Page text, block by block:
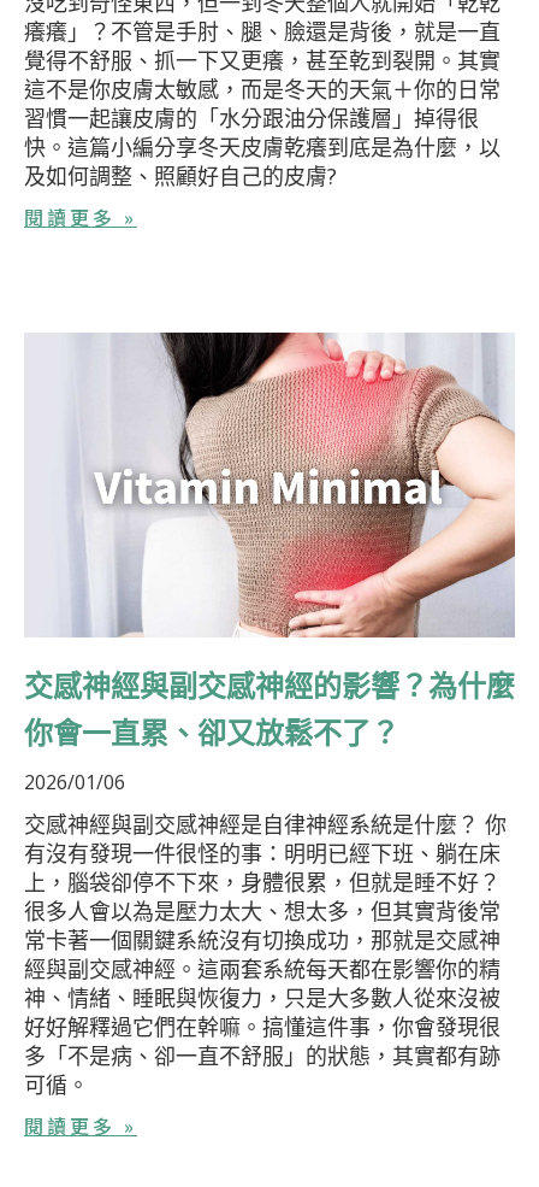
癢癢」？不管是手肘、腿、臉還是背後，就是一直
覺得不舒服、抓一下又更癢，甚至乾到裂開。其實
這不是你皮膚太敏感，而是冬天的天氣＋你的日常
習慣一起讓皮膚的「水分跟油分保護層」掉得很
快。這篇小編分享冬天皮膚乾癢到底是為什麼，以
及如何調整、照顧好自己的皮膚?
閱讀更多 »
交感神經與副交感神經的影響？為什麼
你會一直累、卻又放鬆不了？
2026/01/06
交感神經與副交感神經是自律神經系統是什麼？ 你
有沒有發現一件很怪的事：明明已經下班、躺在床
上，腦袋卻停不下來，身體很累，但就是睡不好？
很多人會以為是壓力太大、想太多，但其實背後常
常卡著一個關鍵系統沒有切換成功，那就是交感神
經與副交感神經。這兩套系統每天都在影響你的精
神、情緒、睡眠與恢復力，只是大多數人從來沒被
好好解釋過它們在幹嘛。搞懂這件事，你會發現很
多「不是病、卻一直不舒服」的狀態，其實都有跡
可循。
閱讀更多 »